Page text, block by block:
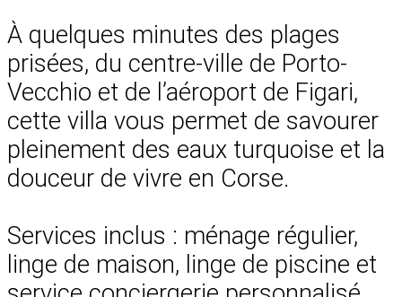
À quelques minutes des plages
prisées, du centre-ville de Porto-
Vecchio et de l’aéroport de Figari,
cette villa vous permet de savourer
pleinement des eaux turquoise et la
douceur de vivre en Corse.
Services inclus : ménage régulier,
linge de maison, linge de piscine et